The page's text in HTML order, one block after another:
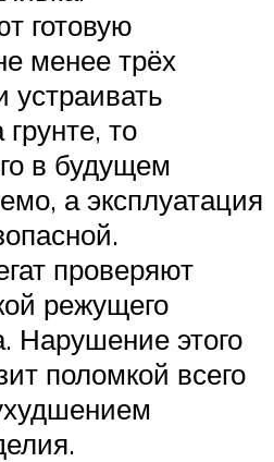
готовую
менее трёх
устраивать
то
в будущем
а эксплуатация
проверяют
режущего
Нарушение этого
поломкой всего